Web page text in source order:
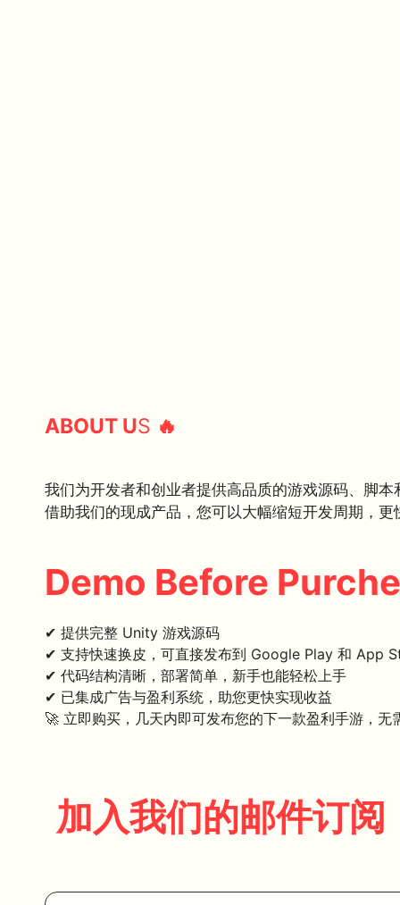
ABOUT US 🔥
我们为开发者和创业者提供高品质的游戏源码、脚
借助我们的现成产品，您可以大幅缩短开发周期，
Demo Before
✔ 提供完整 Unity 游戏源码
✔ 支持快速换皮，可直接发布到 Google Play 和 App
✔ 代码结构清晰，部署简单，新手也能轻松上手
✔ 已集成广告与盈利系统，助您更快实现收益
🚀 立即购买，几天内即可发布您的下一款盈利手游，无
加入我们的邮件订阅